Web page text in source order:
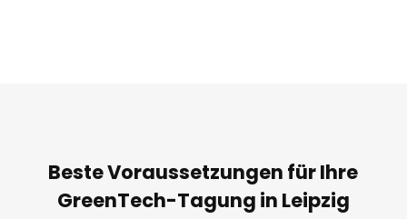
Beste Voraussetzungen für Ihre
GreenTech-Tagung in Leipzig